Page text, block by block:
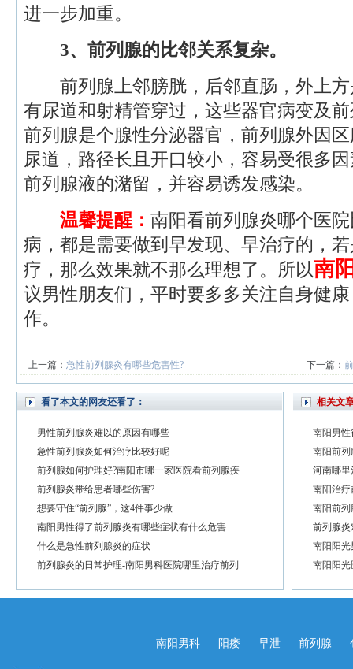
进一步加重。
3、前列腺的比邻关系复杂。
前列腺上邻膀胱，后邻直肠，外上方
有尿道和射精管穿过，这些器官病变及
前列腺是个腺性分泌器官，前列腺外因
尿道，路径长且开口较小，容易受很多
前列腺液的潴留，并容易诱发感染。
温馨提醒： 南阳看前列腺炎哪个医
病，都是需要做到早发现、早治疗的，
疗，那么效果就不那么理想了。所以南
议男性朋友们，平时要多多关注自身健
作。
上一篇： 急性前列腺炎有哪些危害性? 下一篇：
看了本文的网友还看了：
男性前列腺炎难以的原因有哪些
急性前列腺炎如何治疗比较好呢
前列腺如何护理好?南阳市哪一家医院看前列腺疾
前列腺炎带给患者哪些伤害?
想要守住“前列腺”，这4件事少做
南阳男性得了前列腺炎有哪些症状有什么危害
什么是急性前列腺炎的症状
前列腺炎的日常护理-南阳男科医院哪里治疗前列
相关文
南阳男性
南阳前列
河南哪里
南阳治疗
南阳前列
前列腺炎
南阳阳
南阳阳
南阳男科 阳痿 早泄 前列腺